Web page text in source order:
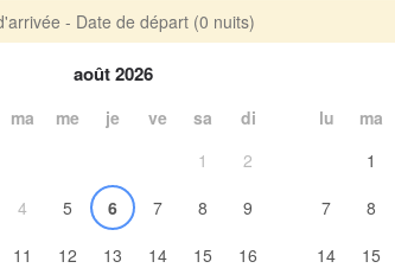
- Date de départ (0 nuits)
août 2026
ma me je ve sa
di
1
2
4 5 6 7 8
9
11 12 13 14 15
16
lu ma
1
7
8
14
15